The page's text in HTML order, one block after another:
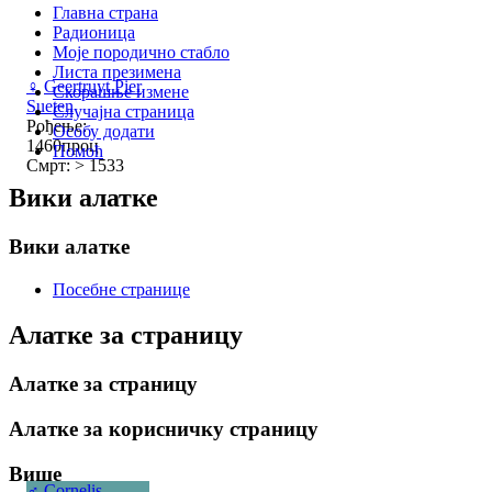
♀ Geertruyt Pier
Sueten
Рођење:
1460проц
Смрт: > 1533
Главна страна
Радионица
Моје породично стабло
Листа презимена
Скорашње измене
Случајна страница
Особу додати
Помоћ
Вики алатке
Вики алатке
Посебне странице
Алатке за страницу
Алатке за страницу
Алатке за корисничку страницу
Више